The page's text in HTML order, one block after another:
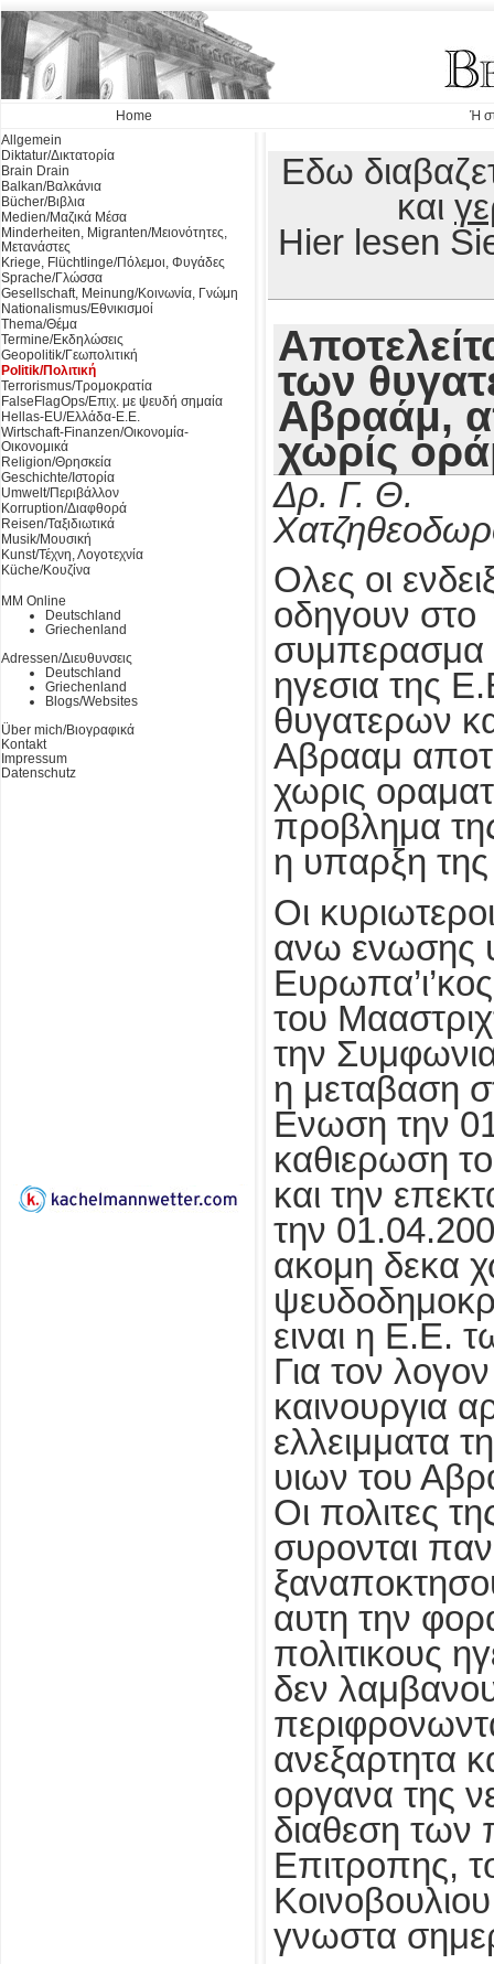
Home
Ή
Allgemein
Diktatur/Δικτατορία
Brain Drain
Balkan/Βαλκάνια
Bücher/Βιβλια
Medien/Μαζικά Μέσα
Minderheiten, Migranten/Μειονότητες,
Μετανάστες
Kriege, Flüchtlinge/Πόλεμοι, Φυγάδες
Sprache/Γλώσσα
Gesellschaft, Meinung/Κοινωνία, Γνώμη
Nationalismus/Εθνικισμοί
Thema/Θέμα
Termine/Εκδηλώσεις
Geopolitik/Γεωπολιτική
Politik/Πολιτική
Terrorismus/Τρομοκρατία
FalseFlagOps/Επιχ. με ψευδή σημαία
Hellas-EU/Ελλάδα-Ε.Ε.
Wirtschaft-Finanzen/Οικονομία-
Οικονομικά
Religion/Θρησκεία
Geschichte/Ιστορία
Umwelt/Περιβάλλον
Korruption/Διαφθορά
Reisen/Ταξιδιωτικά
Musik/Μουσική
Kunst/Τέχνη, Λογοτεχνία
Küche/Κουζίνα
MM Online
Deutschland
Griechenland
Adressen/Διευθυνσεις
Deutschland
Griechenland
Blogs/Websites
Über mich/Βιογραφικά
Kontakt
Impressum
Datenschutz
Εδω
και
Hier lesen
των
Αβραάμ,
χωρίς
Δρ. Γ. Θ.
Ολες οι
οδηγουν στο
συμπερασμα
ηγεσια της
θυγατερων
Αβρααμ
χωρις
προβλημα
η υπαρξη
Οι
ανω ενωσης
του
την
η μεταβαση
Ενωση την
καθιερωση
και την
την
ακομη δεκα
ειναι η Ε.Ε.
Για τον
καινουργια
ελλειμματα
υιων του
Οι πολιτες
συρονται
αυτη την
πολιτικους
δεν
ανεξαρτητα
οργανα της
διαθεση των
Επιτροπης,
γνωστα